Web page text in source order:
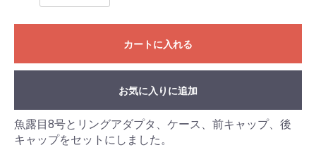
カートに入れる
お気に入りに追加
魚露目8号とリングアダプタ、ケース、前キャップ、後
キャップをセットにしました。